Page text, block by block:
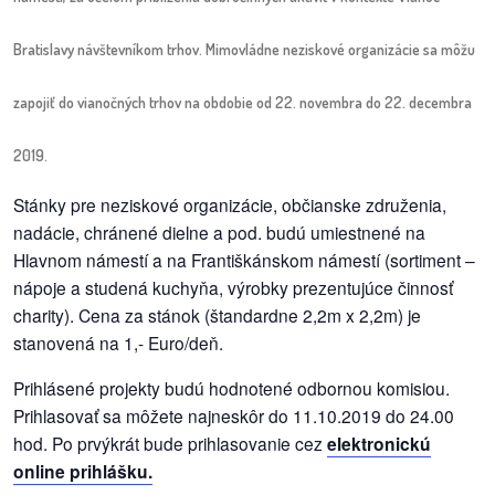
dobrá
petície
z
médií
vychádzky
/
knihy
Bratislavy návštevníkom trhov. Mimovládne neziskové organizácie sa môžu
zapojiť do vianočných trhov na obdobie od 22. novembra do 22. decembra
2019.
Stánky pre neziskové organizácie, občianske združenia,
nadácie, chránené dielne a pod. budú umiestnené na
Hlavnom námestí a na Františkánskom námestí (sortiment –
nápoje a studená kuchyňa, výrobky prezentujúce činnosť
charity). Cena za stánok (štandardne 2,2m x 2,2m) je
stanovená na 1,- Euro/deň.
Prihlásené projekty budú hodnotené odbornou komisiou.
Prihlasovať sa môžete najneskôr do 11.10.2019 do 24.00
hod. Po prvýkrát bude prihlasovanie cez elektronickú
online prihlášku.